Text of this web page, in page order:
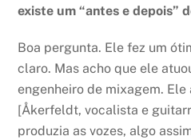
existe um “antes e depois”
Boa pergunta. Ele fez um
claro. Mas acho que ele
engenheiro de mixagem. Ele
[Åkerfeldt, vocalista e
produzia as vozes, algo